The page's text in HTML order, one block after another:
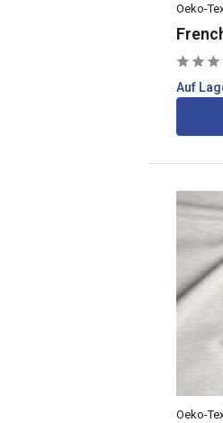
Oeko-
Auf
Oeko-